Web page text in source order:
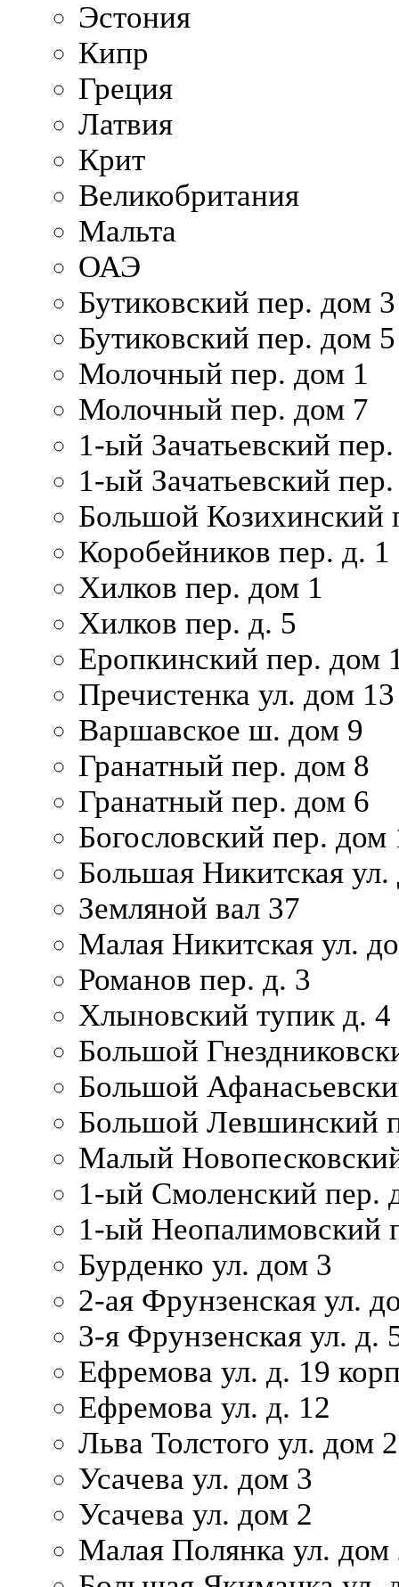
Эстония
Кипр
Греция
Латвия
Крит
Великобритания
Мальта
ОАЭ
Бутиковский пер. дом 3
Бутиковский пер. дом 5
Молочный пер. дом 1
Молочный пер. дом 7
1-ый Зачатьевский
1-ый Зачатьевский
Большой Козихинский
Коробейников пер. д. 1
Хилков пер. дом 1
Хилков пер. д. 5
Еропкинский пер. дом
Пречистенка ул. дом 13
Варшавское ш. дом 9
Гранатный пер. дом 8
Гранатный пер. дом 6
Богословский пер.
Большая Никитская
Земляной вал 37
Малая Никитская ул.
Романов пер. д. 3
Хлыновский тупик д. 4
Большой
Большой
Большой Левшинский
Малый
1-ый Смоленский пер.
1-ый Неопалимовский
Бурденко ул. дом 3
2-ая Фрунзенская ул.
3-я Фрунзенская ул. д.
Ефремова ул. д. 19
Ефремова ул. д. 12
Льва Толстого ул. дом
Усачева ул. дом 3
Усачева ул. дом 2
Малая Полянка ул. дом